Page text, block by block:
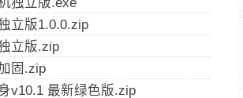
立版1.0.0.zip
立版.zip
固.zip
v10.1 最新绿色版.zip